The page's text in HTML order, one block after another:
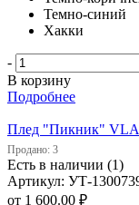
Темно-синий
Хакки
-
В корзину
Подробнее
Плед "Пикник"
Продано: 3
Есть в наличии (1)
Артикул: УТ-
от 1 600.00 ₽